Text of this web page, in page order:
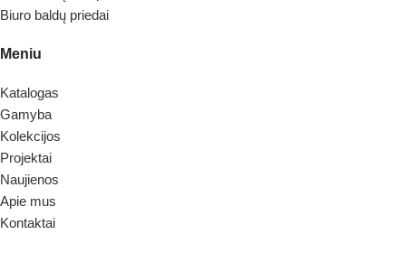
Biuro baldų priedai
Meniu
Katalogas
Gamyba
Kolekcijos
Projektai
Naujienos
Apie mus
Kontaktai